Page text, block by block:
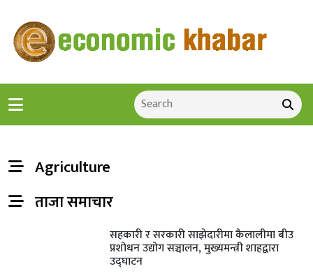
Agriculture
ताजा समाचार
सहकारी र सरकारी साझेदारीमा कैलालीमा बीउ
प्रशोधन उद्योग सञ्चालन, मुख्यमन्त्री शाहद्वारा
उद्घाटन